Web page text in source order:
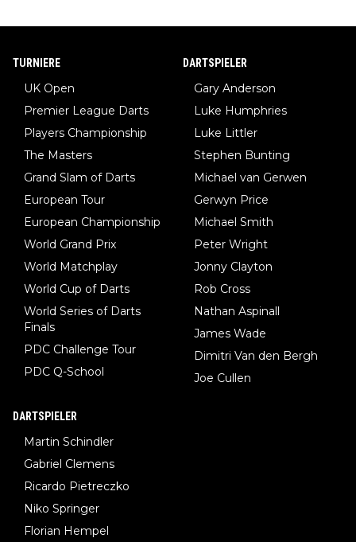
TURNIERE
UK Open
Premier League Darts
Players Championship
The Masters
Grand Slam of Darts
European Tour
European Championship
World Grand Prix
World Matchplay
World Cup of Darts
World Series of Darts
Finals
PDC Challenge Tour
PDC Q-School
DARTSPIELER
Gary Anderson
Luke Humphries
Luke Littler
Stephen Bunting
Michael van Gerwen
Gerwyn Price
Michael Smith
Peter Wright
Jonny Clayton
Rob Cross
Nathan Aspinall
James Wade
Dimitri Van den Bergh
Joe Cullen
DARTSPIELER
Martin Schindler
Gabriel Clemens
Ricardo Pietreczko
Niko Springer
Florian Hempel